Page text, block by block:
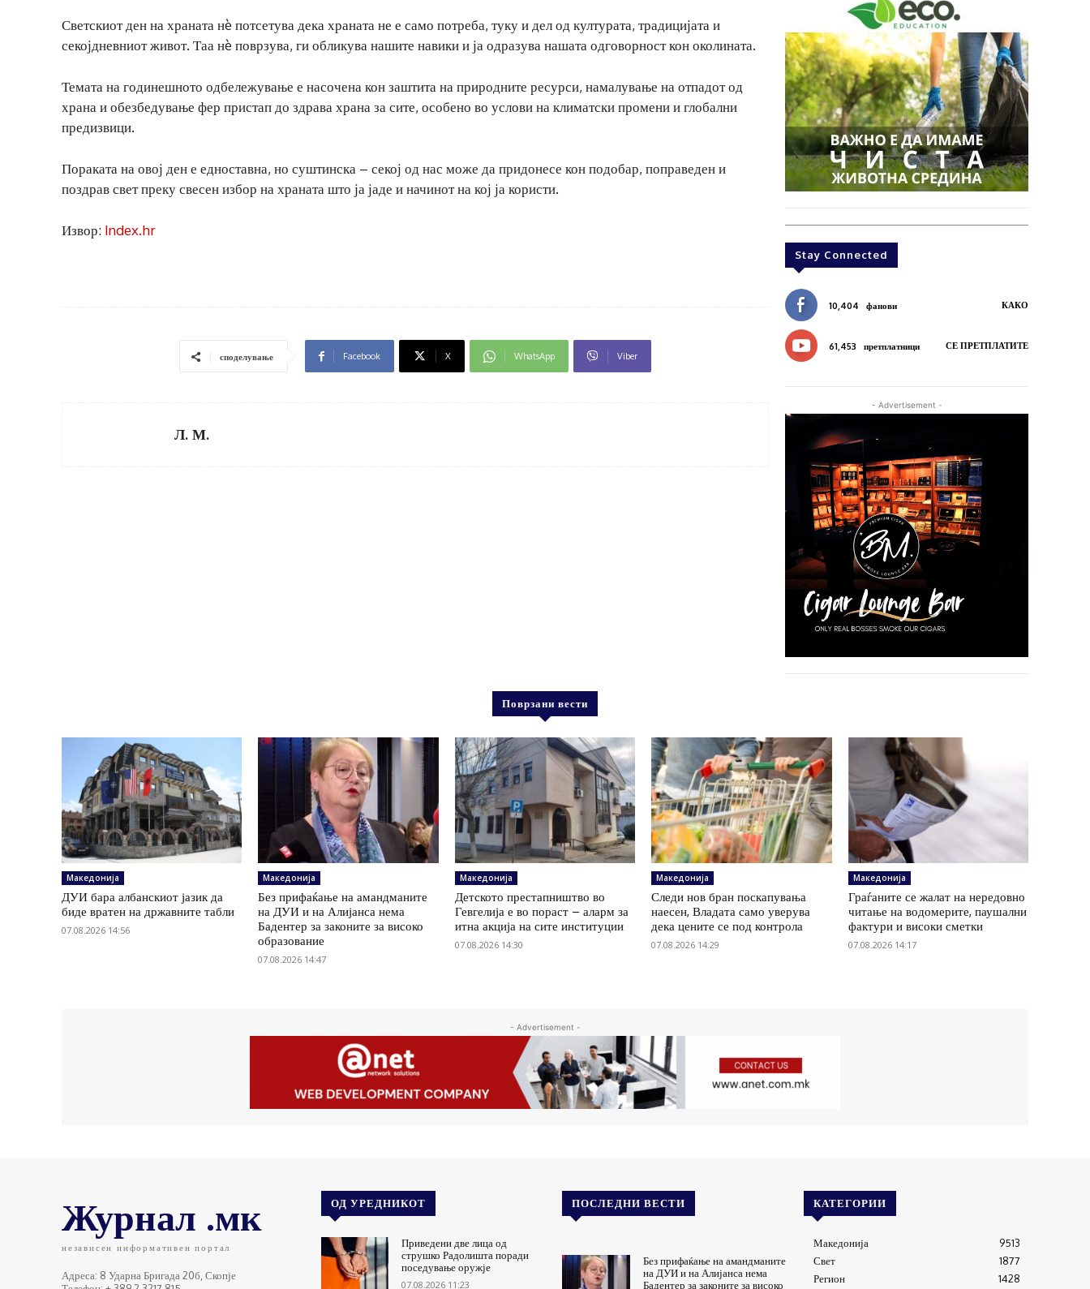
Светскиот ден на храната нè потсетува дека храната не е само потреба, туку и дел од културата, традицијата и
секојдневниот живот. Таа нè поврзува, ги обликува нашите навики и ја одразува нашата одговорност кон околината.
Темата на годинешното одбележување е насочена кон заштита на природните ресурси, намалување на отпадот од
храна и обезбедување фер пристап до здрава храна за сите, особено во услови на климатски промени и глобални
предизвици.
Пораката на овој ден е едноставна, но суштинска – секој од нас може да придонесе кон подобар, поправеден и
поздрав свет преку свесен избор на храната што ја јаде и начинот на кој ја користи.
Извор: Index.hr
споделување Facebook X WhatsApp Viber
Л. М.
Stay Connected
10,404 фанови КАКО
61,453 претплатници СЕ ПРЕТПЛАТИТЕ
- Advertisement -
Поврзани вести
Македонија
ДУИ бара албанскиот јазик да
биде вратен на државните табли
07.08.2026 14:56
Македонија
Без прифаќање на амандманите
на ДУИ и на Алијанса нема
Бадентер за законите за високо
образование
07.08.2026 14:47
Македонија
Детското престапништво во
Гевгелија е во пораст – аларм за
итна акција на сите институции
07.08.2026 14:30
Македонија
Следи нов бран поскапувања
наесен, Владата само уверува
дека цените се под контрола
07.08.2026 14:29
Македонија
Граѓаните се жалат на нередовно
читање на водомерите, паушални
фактури и високи сметки
07.08.2026 14:17
- Advertisement -
Журнал .мк
независен информативен портал
Адреса: 8 Ударна Бригада 20б, Скопје
ОД УРЕДНИКОТ
Приведени две лица од
струшко Радолишта поради
поседување оружје
07.08.2026 11:23
ПОСЛЕДНИ ВЕСТИ
Без прифаќање на амандманите
на ДУИ и на Алијанса нема
Бадентер за законите за високо
КАТЕГОРИИ
Македонија
9513
Свет
1877
Регион
1428